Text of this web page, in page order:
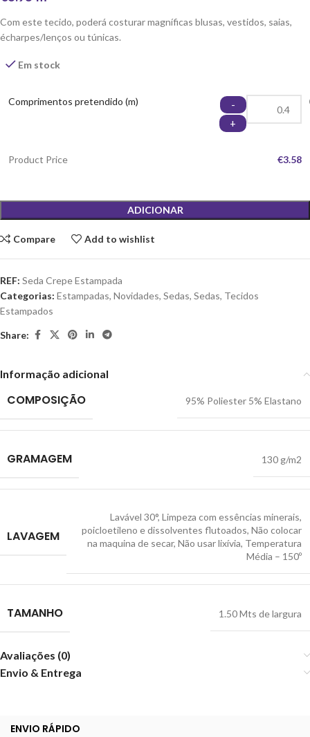
Com este tecido, poderá costurar magníficas blusas, vestidos, saias,
écharpes/lenços ou túnicas.
Em stock
Comprimentos pretendido (m)
-
+
Product Price €3.58
ADICIONAR
Compare Add to wishlist
REF: Seda Crepe Estampada
Categorias: Estampadas, Novidades, Sedas, Sedas, Tecidos
Estampados
Share:
Informação adicional
COMPOSIÇÃO 95% Poliester 5% Elastano
GRAMAGEM 130 g/m2
LAVAGEM
Lavável 30°, Limpeza com essências minerais,
poicloetileno e dissolventes flutoados, Não colocar
na maquina de secar, Não usar lixívia, Temperatura
Média – 150º
TAMANHO 1.50 Mts de largura
Avaliações (0)
Envio & Entrega
ENVIO RÁPIDO